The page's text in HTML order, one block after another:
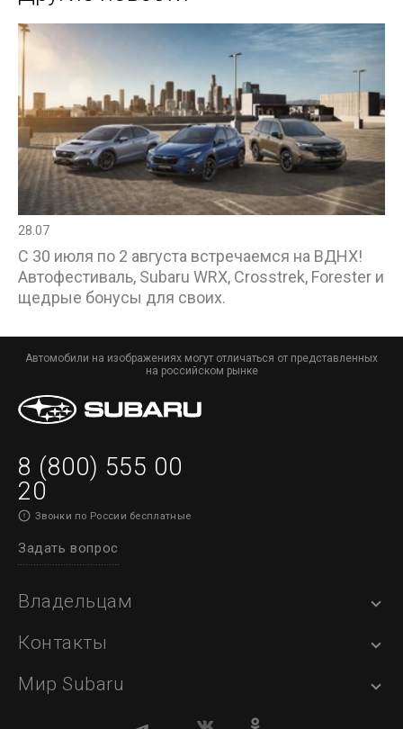
28.07
С 30 июля по 2 августа встречаемся на ВДНХ!
Автофестиваль, Subaru WRX, Crosstrek, Forester и
щедрые бонусы для своих.
Автомобили на изображениях могут отличаться от представленных
на российском рынке
8 (800) 555 00
20
Звонки по России бесплатные
Задать вопрос
Владельцам
Контакты
Мир Subaru